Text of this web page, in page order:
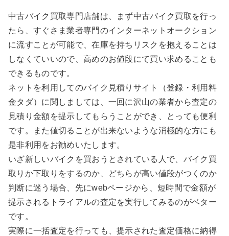
中古バイク買取専門店舗は、まず中古バイク買取を行っ
たら、すぐさま業者専門のインターネットオークション
に流すことが可能で、在庫を持ちリスクを抱えることは
しなくていいので、高めのお値段にて買い求めることも
できるものです。
ネットを利用してのバイク見積りサイト（登録・利用料
金タダ）に関しましては、一回に沢山の業者から査定の
見積り金額を提示してもらうことができ、とっても便利
です。また値切ることが出来ないような消極的な方にも
是非利用をお勧めいたします。
いざ新しいバイクを買おうとされている人で、バイク買
取りか下取りをするのか、どちらが高い値段がつくのか
判断に迷う場合、先にwebページから、短時間で金額が
提示されるトライアルの査定を実行してみるのがベター
です。
実際に一括査定を行っても、提示された査定価格に納得